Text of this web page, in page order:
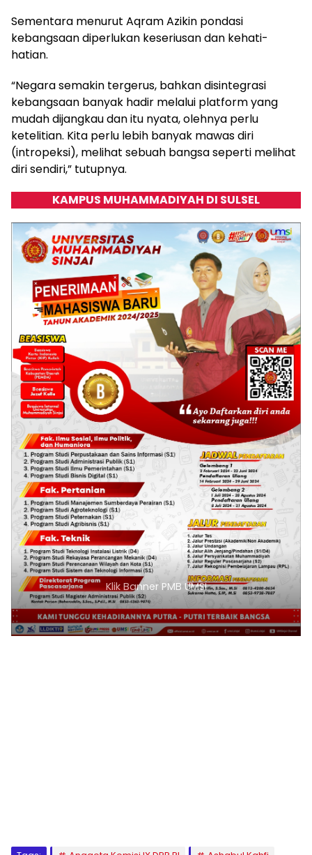
Sementara menurut Aqram Azikin pondasi
kebangsaan diperlukan keseriusan dan kehati-
hatian.
“Negara semakin tergerus, bahkan disintegrasi
kebangsaan banyak hadir melalui platform yang
mudah dijangkau dan itu nyata, olehnya perlu
ketelitian. Kita perlu lebih banyak mawas diri
(intropeksi), melihat sebuah bangsa seperti melihat
diri sendiri,” tutupnya.
KAMPUS MUHAMMADIYAH DI SULSEL
Klik Banner PMB UMSI